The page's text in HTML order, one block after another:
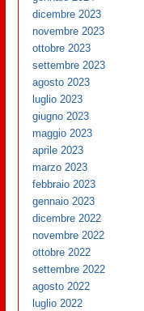
dicembre 2023
novembre 2023
ottobre 2023
settembre 2023
agosto 2023
luglio 2023
giugno 2023
maggio 2023
aprile 2023
marzo 2023
febbraio 2023
gennaio 2023
dicembre 2022
novembre 2022
ottobre 2022
settembre 2022
agosto 2022
luglio 2022